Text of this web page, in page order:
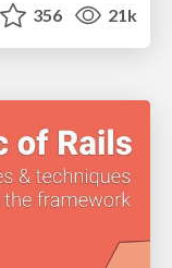
356 21k